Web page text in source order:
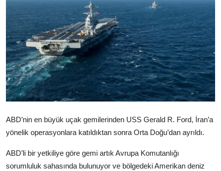
Yazarlar
Arşiv
İletişim
Türkçe Kurdi
ABD’nin en büyük uçak gemilerinden USS Gerald R. Ford, İran’a
yönelik operasyonlara katıldıktan sonra Orta Doğu’dan ayrıldı.
ABD’li bir yetkiliye göre gemi artık Avrupa Komutanlığı
sorumluluk sahasında bulunuyor ve bölgedeki Amerikan deniz